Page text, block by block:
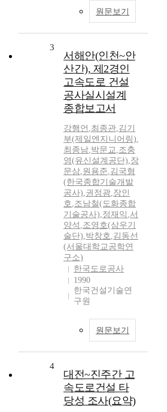
원문보기
3
서해안(인천~안
산간), 제2경인
고속도로 건설
공사실시설계
종합보고서
강행언 ,최종관,김기
부(제일엔지니어링),
최종남,박문교,조충
영(유신설계공단),장
문삼,원용준,김국형
(한국종합기술개발
공사),권정광,장인
호,조남철(도화종합
기술공사),정재익 ,서
양석 ,조영호(삼우기
술단),박창호,김동선
(서울대학교공학연
구소)
한국도로공사
1990
한국건설기술연
구원
원문보기
4
대전~진주간 고
속도로건설 타
당성 조사(요약)